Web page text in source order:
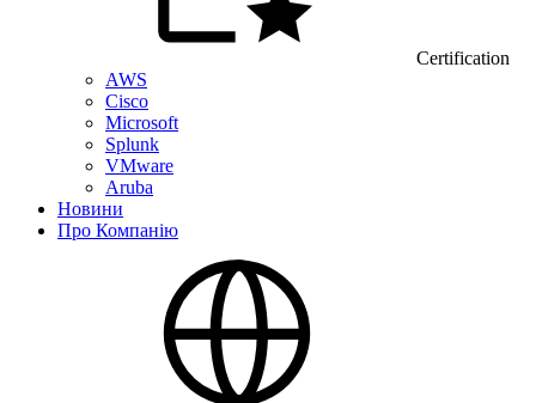
Certification
AWS
Cisco
Microsoft
Splunk
VMware
Aruba
Новини
Про Компанію